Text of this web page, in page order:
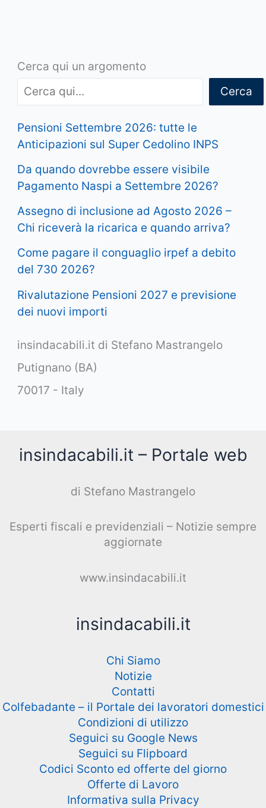
Cerca qui un argomento
Cerca
Pensioni Settembre 2026: tutte le
Anticipazioni sul Super Cedolino INPS
Da quando dovrebbe essere visibile
Pagamento Naspi a Settembre 2026?
Assegno di inclusione ad Agosto 2026 –
Chi riceverà la ricarica e quando arriva?
Come pagare il conguaglio irpef a debito
del 730 2026?
Rivalutazione Pensioni 2027 e previsione
dei nuovi importi
insindacabili.it di Stefano Mastrangelo
Putignano (BA)
70017 - Italy
insindacabili.it – Portale web
di Stefano Mastrangelo
Esperti fiscali e previdenziali – Notizie sempre
aggiornate
www.insindacabili.it
insindacabili.it
Chi Siamo
Notizie
Contatti
Colfebadante – il Portale dei lavoratori domestici
Condizioni di utilizzo
Seguici su Google News
Seguici su Flipboard
Codici Sconto ed offerte del giorno
Offerte di Lavoro
Informativa sulla Privacy